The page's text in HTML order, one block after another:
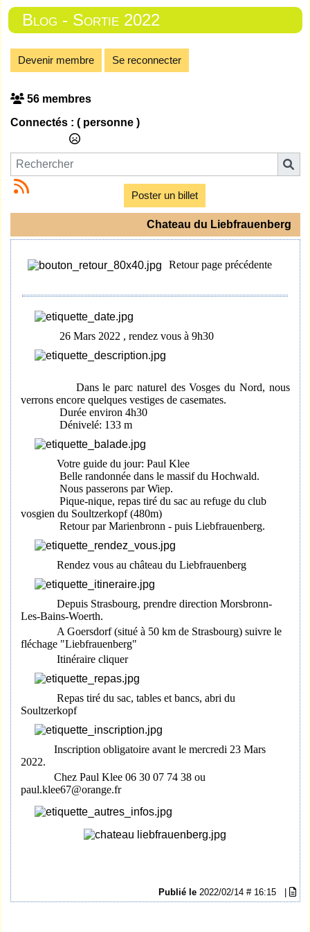
Blog - Sortie 2022
Devenir membre Se reconnecter
56 membres
Connectés : ( personne )
Poster un billet
Chateau du Liebfrauenberg
Retour page précédente
26 Mars 2022 , rendez vous à 9h30
Dans le parc naturel des Vosges du Nord, nous
verrons encore quelques vestiges de casemates.
Durée environ 4h30
Dénivelé: 133 m
Votre guide du jour: Paul Klee
Belle randonnée dans le massif du Hochwald.
Nous passerons par Wiep.
Pique-nique, repas tiré du sac au refuge du club
vosgien du Soultzerkopf (480m)
Retour par Marienbronn - puis Liebfrauenberg.
Rendez vous au château du Liebfrauenberg
Depuis Strasbourg, prendre direction Morsbronn-
Les-Bains-Woerth.
A Goersdorf (situé à 50 km de Strasbourg) suivre le
fléchage "Liebfrauenberg"
Itinérairecliquer
Repas tiré du sac, tables et bancs, abri du
Soultzerkopf
Inscription obligatoire avant le mercredi 23 Mars
2022.
Chez Paul Klee 06 30 07 74 38 ou
paul.klee67@orange.fr
Publié le 2022/02/14 # 16:15 |